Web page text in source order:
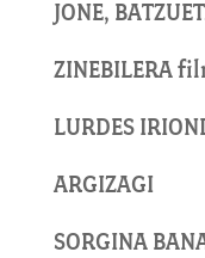
JONE,
ZINEBILERA
LURDES
ARGIZAGI
SORGINA